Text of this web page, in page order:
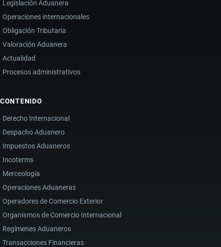
Legislación Aduanera
Operaciones internacionales
Obligación Tributaria
Valoración Aduanera
Actualidad
Procesos administrativos
CONTENIDO
Derecho Internacional
Despacho Aduanero
Impuestos Aduaneros
Incoterms
Merceología
Operaciones Aduaneras
Operadores de Comercio Exterior
Organismos de Comercio Internacional
Regímenes Aduaneros
Transacciones Financieras